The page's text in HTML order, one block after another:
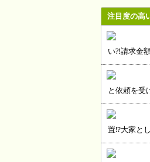
注目度の高
い⁈請求金
と依頼を受
置⁉大家と